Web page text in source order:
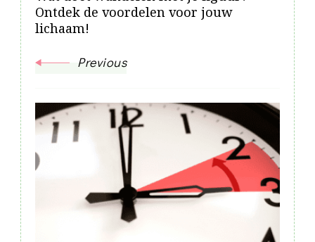
Ontdek de voordelen voor jouw
lichaam!
Previous